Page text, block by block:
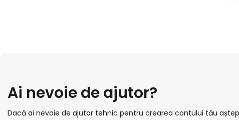
Ai nevoie de ajutor?
Dacă ai nevoie de ajutor tehnic pentru crearea contului tău